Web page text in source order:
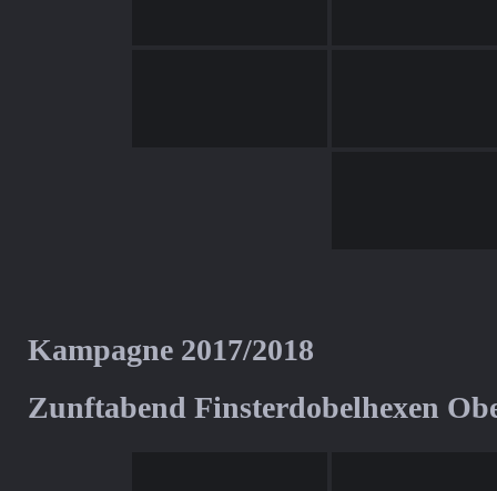
Kampagne 2017/2018
Zunftabend Finsterdobelhexen